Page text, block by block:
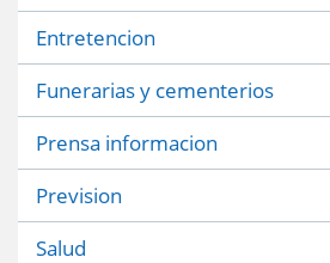
Entretencion
Funerarias y cementerios
Prensa informacion
Prevision
Salud